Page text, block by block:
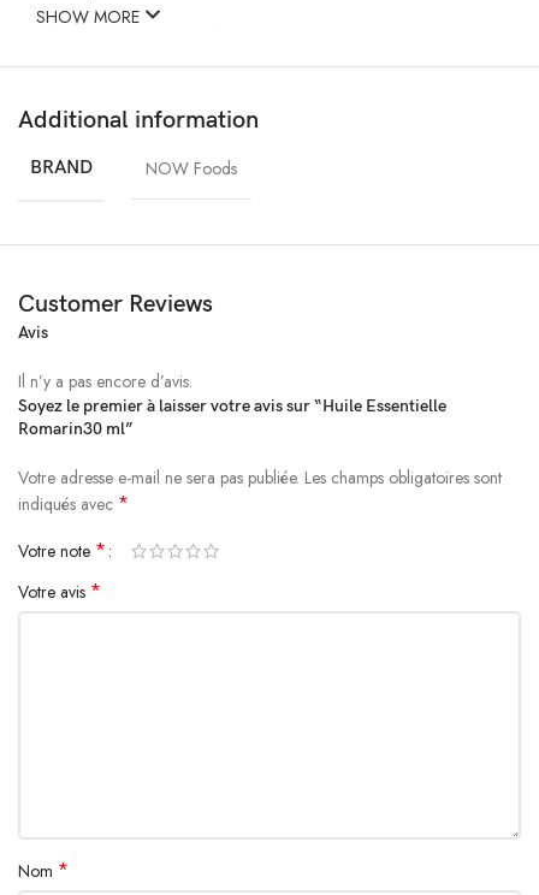
SHOW MORE
Additional information
BRAND NOW Foods
Customer Reviews
Avis
Il n’y a pas encore d’avis.
Soyez le premier à laisser votre avis sur “Huile Essentielle
Romarin30 ml”
Votre adresse e-mail ne sera pas publiée. Les champs obligatoires sont
indiqués avec *
Votre note *
Votre avis *
Nom *
Alternative: